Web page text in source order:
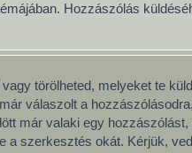
Hozzászólás
törölheted, melyeket te
válaszolt a
már valaki egy
szerkesztés okát. Kérjük,